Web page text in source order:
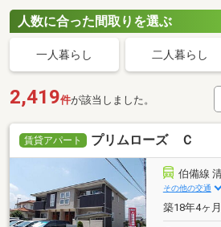
人数に合った間取りを選ぶ
一人暮らし 二人暮らし
2,419件が該当しました。
賃貸アパート プリムローズ Ｃ
伯備線
その他の交通
築18年4ヶ